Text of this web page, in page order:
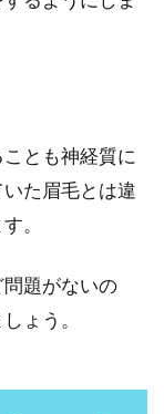
とも神経質に
た眉毛とは違
。
題がないの
ょう。